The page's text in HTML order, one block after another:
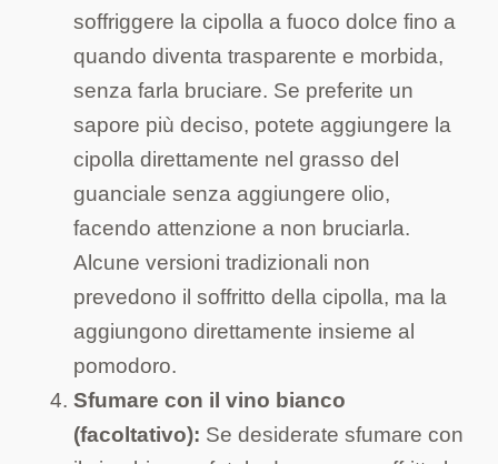
soffriggere la cipolla a fuoco dolce fino a
quando diventa trasparente e morbida,
senza farla bruciare. Se preferite un
sapore più deciso, potete aggiungere la
cipolla direttamente nel grasso del
guanciale senza aggiungere olio,
facendo attenzione a non bruciarla.
Alcune versioni tradizionali non
prevedono il soffritto della cipolla, ma la
aggiungono direttamente insieme al
pomodoro.
Sfumare con il vino bianco
(facoltativo): Se desiderate sfumare con